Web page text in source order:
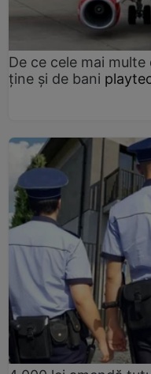
De ce cele mai
ține și de bani